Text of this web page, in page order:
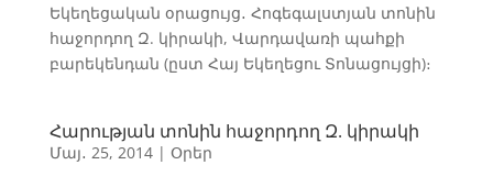
Եկեղեցական օրացույց․ Հոգեգալստյան տոնին
հաջորդող Զ. կիրակի, Վարդավառի պահքի
բարեկենդան (ըստ Հայ Եկեղեցու Տոնացույցի)։
Հարության տոնին հաջորդող Զ. կիրակի
Մայ․ 25, 2014| Օրեր